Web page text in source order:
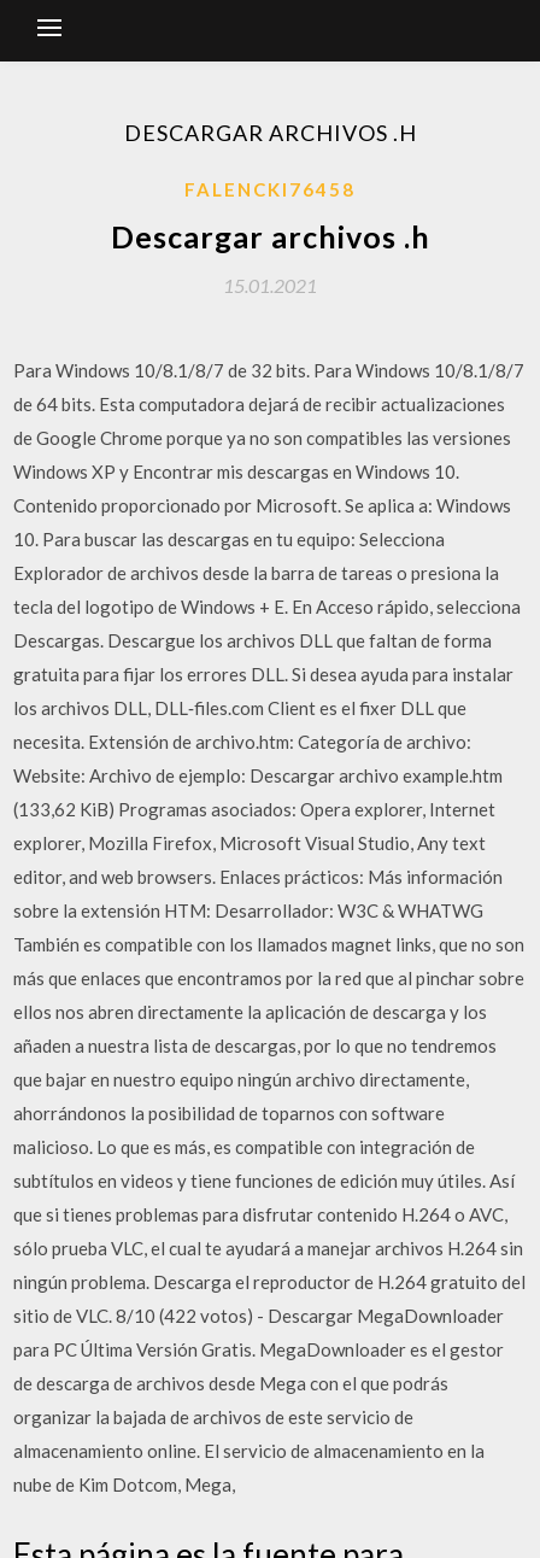
DESCARGAR ARCHIVOS .H
FALENCKI76458
Descargar archivos .h
15.01.2021
Para Windows 10/8.1/8/7 de 32 bits. Para Windows 10/8.1/8/7
de 64 bits. Esta computadora dejará de recibir actualizaciones
de Google Chrome porque ya no son compatibles las versiones
Windows XP y Encontrar mis descargas en Windows 10.
Contenido proporcionado por Microsoft. Se aplica a: Windows
10. Para buscar las descargas en tu equipo: Selecciona
Explorador de archivos desde la barra de tareas o presiona la
tecla del logotipo de Windows + E. En Acceso rápido, selecciona
Descargas. Descargue los archivos DLL que faltan de forma
gratuita para fijar los errores DLL. Si desea ayuda para instalar
los archivos DLL, DLL‑files.com Client es el fixer DLL que
necesita. Extensión de archivo.htm: Categoría de archivo:
Website: Archivo de ejemplo: Descargar archivo example.htm
(133,62 KiB) Programas asociados: Opera explorer, Internet
explorer, Mozilla Firefox, Microsoft Visual Studio, Any text
editor, and web browsers. Enlaces prácticos: Más información
sobre la extensión HTM: Desarrollador: W3C & WHATWG
También es compatible con los llamados magnet links, que no son
más que enlaces que encontramos por la red que al pinchar sobre
ellos nos abren directamente la aplicación de descarga y los
añaden a nuestra lista de descargas, por lo que no tendremos
que bajar en nuestro equipo ningún archivo directamente,
ahorrándonos la posibilidad de toparnos con software
malicioso. Lo que es más, es compatible con integración de
subtítulos en videos y tiene funciones de edición muy útiles. Así
que si tienes problemas para disfrutar contenido H.264 o AVC,
sólo prueba VLC, el cual te ayudará a manejar archivos H.264 sin
ningún problema. Descarga el reproductor de H.264 gratuito del
sitio de VLC. 8/10 (422 votos) - Descargar MegaDownloader
para PC Última Versión Gratis. MegaDownloader es el gestor
de descarga de archivos desde Mega con el que podrás
organizar la bajada de archivos de este servicio de
almacenamiento online. El servicio de almacenamiento en la
nube de Kim Dotcom, Mega,